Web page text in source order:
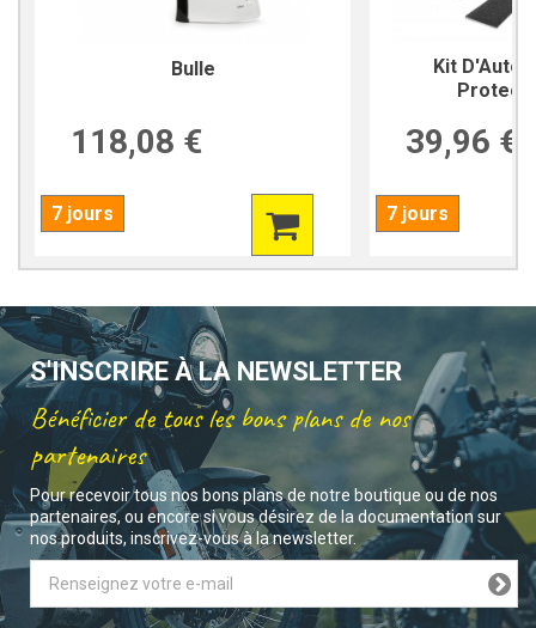
Bulle
118,08 €
7 jours
Kit
39,96 €
7 jours
S'INSCRIRE À LA NEWSLETTER
Bénéficier de tous les bons plans de nos
partenaires
Pour recevoir tous nos bons plans de notre boutique ou de nos
partenaires, ou encore si vous désirez de la documentation sur
nos produits, inscrivez-vous à la newsletter.